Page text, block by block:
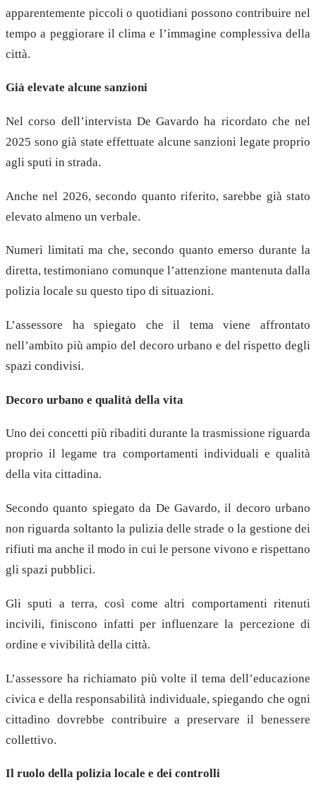
apparentemente piccoli o quotidiani possono contribuire nel
tempo a peggiorare il clima e l’immagine complessiva della
città.
Già elevate alcune sanzioni
Nel corso dell’intervista De Gavardo ha ricordato che nel
2025 sono già state effettuate alcune sanzioni legate proprio
agli sputi in strada.
Anche nel 2026, secondo quanto riferito, sarebbe già stato
elevato almeno un verbale.
Numeri limitati ma che, secondo quanto emerso durante la
diretta, testimoniano comunque l’attenzione mantenuta dalla
polizia locale su questo tipo di situazioni.
L’assessore ha spiegato che il tema viene affrontato
nell’ambito più ampio del decoro urbano e del rispetto degli
spazi condivisi.
Decoro urbano e qualità della vita
Uno dei concetti più ribaditi durante la trasmissione riguarda
proprio il legame tra comportamenti individuali e qualità
della vita cittadina.
Secondo quanto spiegato da De Gavardo, il decoro urbano
non riguarda soltanto la pulizia delle strade o la gestione dei
rifiuti ma anche il modo in cui le persone vivono e rispettano
gli spazi pubblici.
Gli sputi a terra, così come altri comportamenti ritenuti
incivili, finiscono infatti per influenzare la percezione di
ordine e vivibilità della città.
L’assessore ha richiamato più volte il tema dell’educazione
civica e della responsabilità individuale, spiegando che ogni
cittadino dovrebbe contribuire a preservare il benessere
collettivo.
Il ruolo della polizia locale e dei controlli